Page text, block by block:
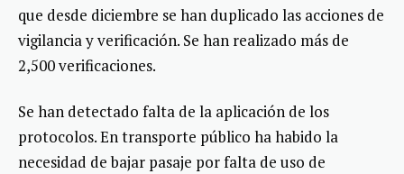
que desde diciembre se han duplicado las acciones de
vigilancia y verificación. Se han realizado más de
2,500 verificaciones.
Se han detectado falta de la aplicación de los
protocolos. En transporte público ha habido la
necesidad de bajar pasaje por falta de uso de